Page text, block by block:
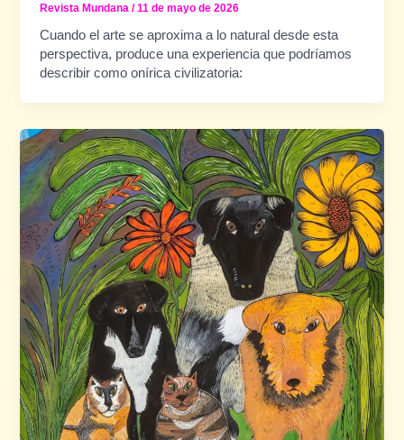
Revista Mundana/11 de mayo de 2026
Cuando el arte se aproxima a lo natural desde esta
perspectiva, produce una experiencia que podríamos
describir como onírica civilizatoria: